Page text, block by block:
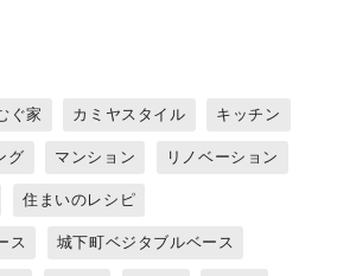
ぐ家 カミヤスタイル キッチン
グ マンション リノベーション
住まいのレシピ
ス 城下町ベジタブルベース